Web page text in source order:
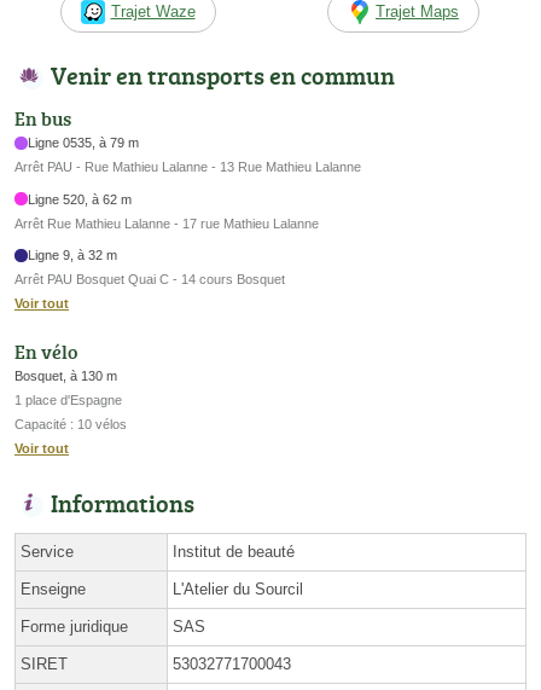
Trajet Waze Trajet Maps
Venir en transports en commun
En bus
Ligne 0535, à 79 m
Arrêt PAU - Rue Mathieu Lalanne - 13 Rue Mathieu Lalanne
Ligne 520, à 62 m
Arrêt Rue Mathieu Lalanne - 17 rue Mathieu Lalanne
Ligne 9, à 32 m
Arrêt PAU Bosquet Quai C - 14 cours Bosquet
Voir tout
En vélo
Bosquet, à 130 m
1 place d'Espagne
Capacité : 10 vélos
Voir tout
Informations
Service Institut de beauté
Enseigne L'Atelier du Sourcil
Forme juridique SAS
SIRET 53032771700043